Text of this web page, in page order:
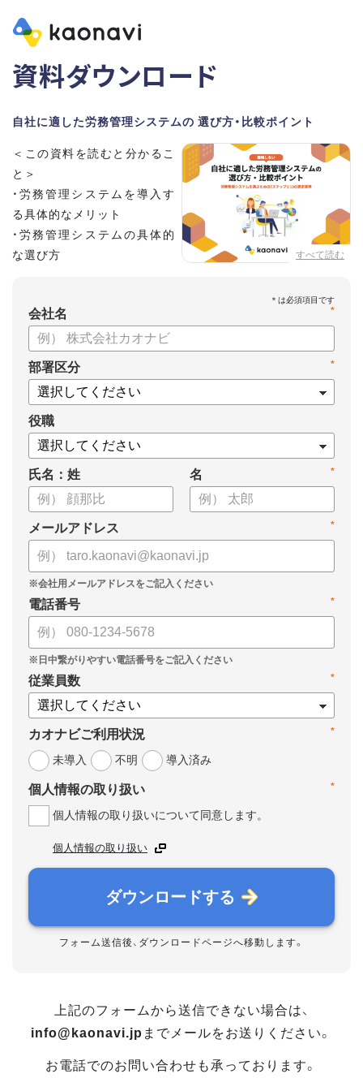
資料ダウンロード
自社に適した労務管理システムの 選び方・比較ポイント
すべて読む
＜この資料を読むと分かるこ
と＞
・労務管理システムを導入す
る具体的なメリット
・労務管理システムの具体的
な選び方
*
会社名
*
部署区分
役職
氏名：姓 *
名
*
メールアドレス
*
電話番号
*
従業員数
*
カオナビご利用状況
未導入
不明 導入済み
*
個人情報の取り扱い
個人情報の取り扱いについて同意します。
個人情報の取り扱い
ダウンロードする
フォーム送信後、ダウンロードページへ移動します。
上記のフォームから送信できない場合は、
info@kaonavi.jp までメールをお送りください。
お電話でのお問い合わせも承っております。